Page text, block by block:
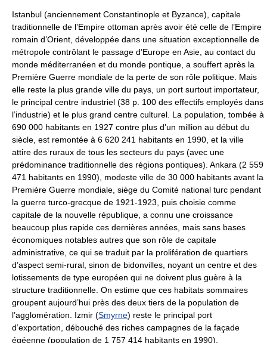
Istanbul (anciennement Constantinople et Byzance), capitale
traditionnelle de l’Empire ottoman après avoir été celle de l’Empire
romain d’Orient, développée dans une situation exceptionnelle de
métropole contrôlant le passage d’Europe en Asie, au contact du
monde méditerranéen et du monde pontique, a souffert après la
Première Guerre mondiale de la perte de son rôle politique. Mais
elle reste la plus grande ville du pays, un port surtout importateur,
le principal centre industriel (38 p. 100 des effectifs employés dans
l’industrie) et le plus grand centre culturel. La population, tombée à
690 000 habitants en 1927 contre plus d’un million au début du
siècle, est remontée à 6 620 241 habitants en 1990, et la ville
attire des ruraux de tous les secteurs du pays (avec une
prédominance traditionnelle des régions pontiques). Ankara (2 559
471 habitants en 1990), modeste ville de 30 000 habitants avant la
Première Guerre mondiale, siège du Comité national turc pendant
la guerre turco-grecque de 1921-1923, puis choisie comme
capitale de la nouvelle république, a connu une croissance
beaucoup plus rapide ces dernières années, mais sans bases
économiques notables autres que son rôle de capitale
administrative, ce qui se traduit par la prolifération de quartiers
d’aspect semi-rural, sinon de bidonvilles, noyant un centre et des
lotissements de type européen qui ne doivent plus guère à la
structure traditionnelle. On estime que ces habitats sommaires
groupent aujourd’hui près des deux tiers de la population de
l’agglomération. Izmir (Smyrne) reste le principal port
d’exportation, débouché des riches campagnes de la façade
égéenne (population de 1 757 414 habitants en 1990).